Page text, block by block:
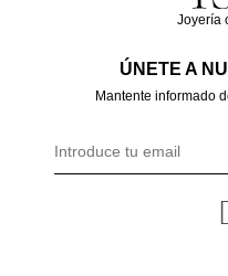
Joyería
ÚNETE A
Mantente informado